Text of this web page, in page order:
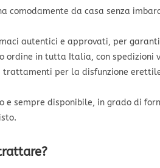
comodamente da casa senza
autentici e approvati, per
ordine in tutta Italia, con spedizioni
trattamenti per la disfunzione
e sempre disponibile, in grado di